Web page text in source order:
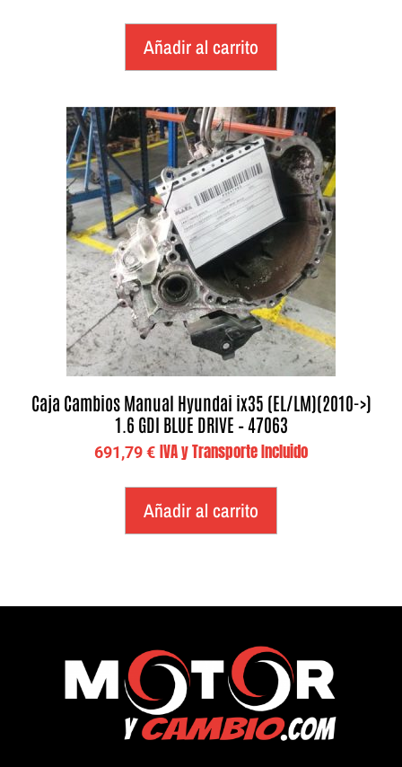
Añadir al carrito
Caja Cambios Manual Hyundai ix35 (EL/LM)(2010->)
1.6 GDI BLUE DRIVE – 47063
691,79€ IVA y Transporte Incluido
Añadir al carrito